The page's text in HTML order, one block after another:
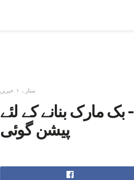
ستارے خبریں
کون کون وائس جیت جائے گا بچوں کے 2016 - بک مارک بنانے کے لئے
پیشن گوئی